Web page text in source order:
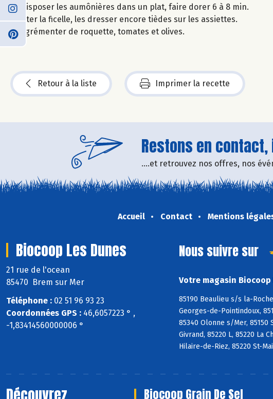
Disposer les aumônières dans un plat, faire dorer 6 à 8 min.
Ôter la ficelle, les dresser encore tièdes sur les assiettes.
Agrémenter de roquette, tomates et olives.
Retour à la liste Imprimer la recette
Restons en
....et retrouvez nos offres, nos
Accueil Contact Mentions
Biocoop Les Dunes
21 rue de l'ocean
85470 Brem sur Mer
Téléphone : 02 51 96 93 23
Coordonnées GPS : 46,6057223 ° ,
-1,83414560000006 °
Nous suivre sur
Votre magasin Biocoop
85190 Beaulieu s/s la-
Georges-de-Pointindoux,
85340 Olonne s/Mer, 85150
Givrand, 85220 L, 85220 La
Hilaire-de-Riez, 85220 St-
Biocoop Grain De Sel